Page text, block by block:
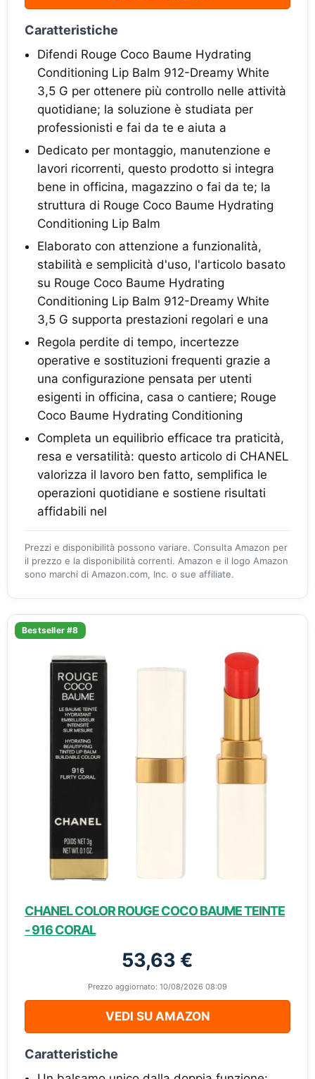
Caratteristiche
Difendi Rouge Coco Baume Hydrating
Conditioning Lip Balm 912-Dreamy White
3,5 G per ottenere più controllo nelle attività
quotidiane; la soluzione è studiata per
professionisti e fai da te e aiuta a
Dedicato per montaggio, manutenzione e
lavori ricorrenti, questo prodotto si integra
bene in officina, magazzino o fai da te; la
struttura di Rouge Coco Baume Hydrating
Conditioning Lip Balm
Elaborato con attenzione a funzionalità,
stabilità e semplicità d'uso, l'articolo basato
su Rouge Coco Baume Hydrating
Conditioning Lip Balm 912-Dreamy White
3,5 G supporta prestazioni regolari e una
Regola perdite di tempo, incertezze
operative e sostituzioni frequenti grazie a
una configurazione pensata per utenti
esigenti in officina, casa o cantiere; Rouge
Coco Baume Hydrating Conditioning
Completa un equilibrio efficace tra praticità,
resa e versatilità: questo articolo di CHANEL
valorizza il lavoro ben fatto, semplifica le
operazioni quotidiane e sostiene risultati
affidabili nel
Prezzi e disponibilità possono variare. Consulta Amazon per
il prezzo e la disponibilità correnti. Amazon e il logo Amazon
sono marchi di Amazon.com, Inc. o sue affiliate.
Bestseller #8
CHANEL COLOR ROUGE COCO BAUME TEINTE
- 916 CORAL
53,63 €
Prezzo aggiornato: 10/08/2026 08:09
VEDI SU AMAZON
Caratteristiche